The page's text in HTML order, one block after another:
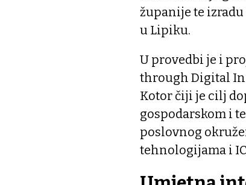
županije te
u Lipiku.
U provedbi je i
through Digital
Kotor čiji je cilj
gospodarskom i
poslovnog
tehnologijama i